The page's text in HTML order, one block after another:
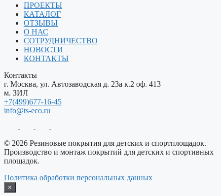
ПРОЕКТЫ
КАТАЛОГ
ОТЗЫВЫ
О НАС
СОТРУДНИЧЕСТВО
НОВОСТИ
КОНТАКТЫ
Контакты
г. Москва, ул. Автозаводская д. 23а к.2 оф. 413
м. ЗИЛ
+7(499)677-16-45
info@ts-eco.ru
© 2026 Резиновые покрытия для детских и спортплощадок.
Производство и монтаж покрытий для детских и спортивных
площадок.
Политика обработки персональных данных
×